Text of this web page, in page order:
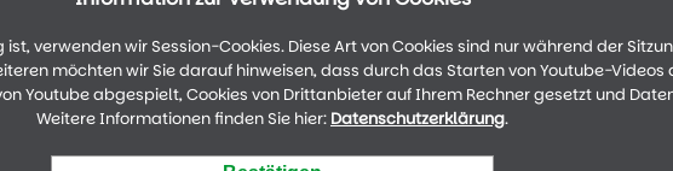
verwenden wir Session-Cookies. Diese Art von Cookies sind nur während der
möchten wir Sie darauf hinweisen, dass durch das Starten von Youtube-Videos
Youtube abgespielt, Cookies von Drittanbieter auf Ihrem Rechner gesetzt und
Weitere Informationen finden Sie hier: Datenschutzerklärung.